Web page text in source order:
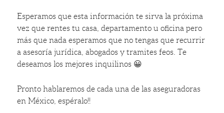
Esperamos que esta información te sirva la próxima
vez que rentes tu casa, departamento u oficina pero
más que nada esperamos que no tengas que recurrir
a asesoría jurídica, abogados y tramites feos. Te
deseamos los mejores inquilinos 😀
Pronto hablaremos de cada una de las aseguradoras
en México, espéralo!!